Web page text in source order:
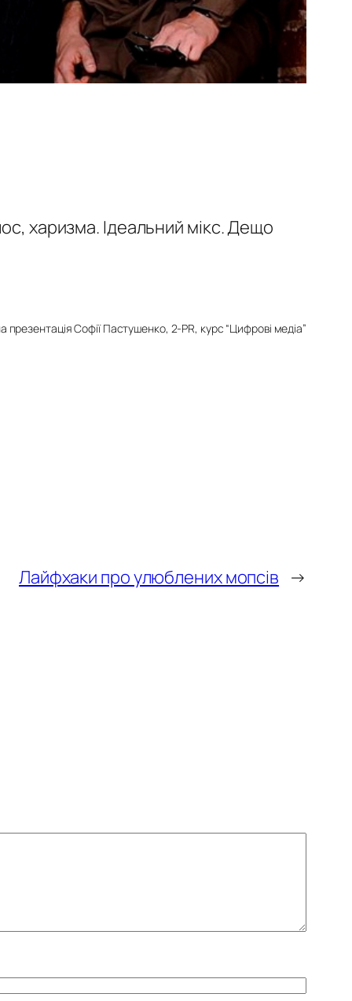
харизма. Ідеальний мікс. Дещо
презентація Софії Пастушенко, 2-PR, курс “Цифрові медіа”
Лайфхаки про улюблених мопсів →